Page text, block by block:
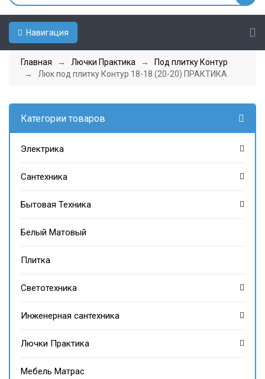
Навигация
Главная → Лючки Практика →
Под плитку Контур
→ Люк под плитку Контур 18-18 (20-20) ПРАКТИКА
Категории товаров
Электрика
Сантехника
Бытовая Техника
Белый Матовый
Плитка
Светотехника
Инженерная сантехника
Лючки Практика
Мебель Матрас